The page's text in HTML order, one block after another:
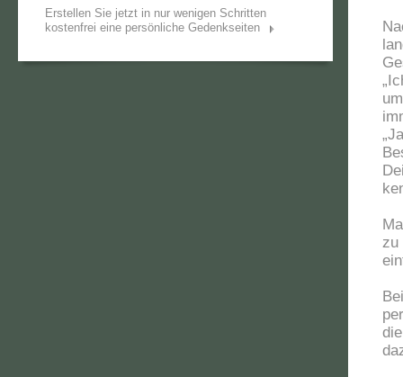
zu
Erstellen Sie jetzt in nur wenigen Schritten
kostenfrei eine persönliche Gedenkseiten